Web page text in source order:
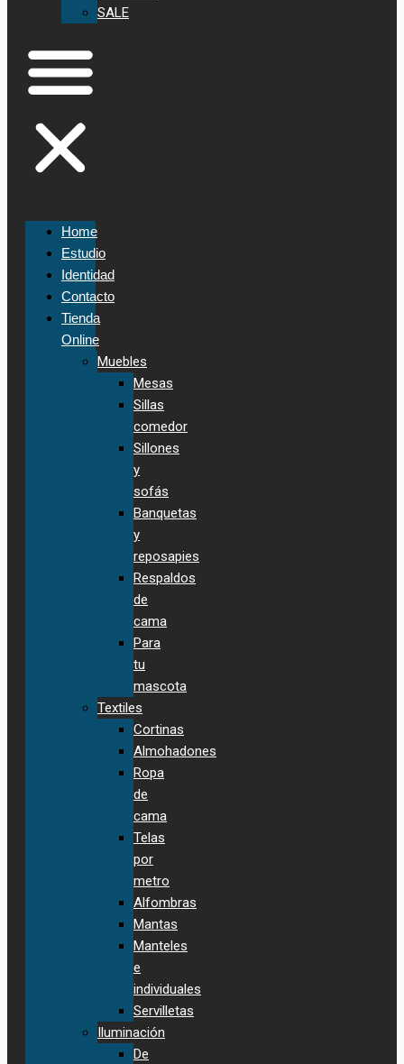
SALE
Home
Estudio
Identidad
Contacto
Tienda
Online
Muebles
Mesas
Sillas
comedor
Sillones
y
sofás
Banquetas
y
reposapies
Respaldos
de
cama
Para
tu
mascota
Textiles
Cortinas
Almohadones
Ropa
de
cama
Telas
por
metro
Alfombras
Mantas
Manteles
e
individuales
Servilletas
Iluminación
De